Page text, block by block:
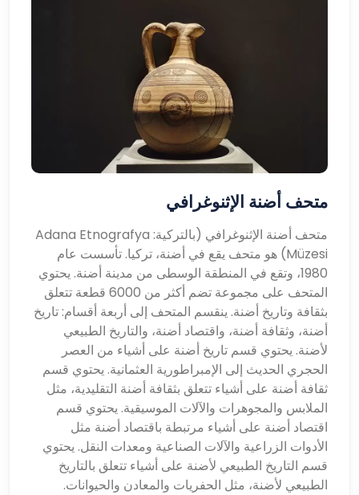
متحف أضنة الإثنوغرافي
متحف أضنة الإثنوغرافي (بالتركية: Adana Etnografya
Müzesi) هو متحف يقع في أضنة، تركيا. تأسست عام
1980، وتقع في المنطقة الوسطى من مدينة أضنة. يحتوي
المتحف على مجموعة تضم أكثر من 6000 قطعة تتعلق
بثقافة وتاريخ أضنة. ينقسم المتحف إلى أربعة أقسام: تاريخ
أضنة، وثقافة أضنة، واقتصاد أضنة، والتاريخ الطبيعي
لأضنة. يحتوي قسم تاريخ أضنة على أشياء من العصر
الحجري الحديث إلى الإمبراطورية العثمانية. يحتوي قسم
ثقافة أضنة على أشياء تتعلق بثقافة أضنة التقليدية، مثل
الملابس والمجوهرات والآلات الموسيقية. يحتوي قسم
اقتصاد أضنة على أشياء مرتبطة باقتصاد أضنة مثل
الأدوات الزراعية والآلات الصناعية ومعدات النقل. يحتوي
قسم التاريخ الطبيعي لأضنة على أشياء تتعلق بالتاريخ
الطبيعي لأضنة، مثل الحفريات والمعادن والحيوانات.